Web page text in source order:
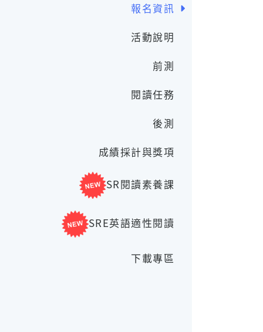
報名資訊
活動說明
前測
閱讀任務
後測
成績採計與獎項
SR閱讀素養課
SRE英語適性閱讀
下載專區